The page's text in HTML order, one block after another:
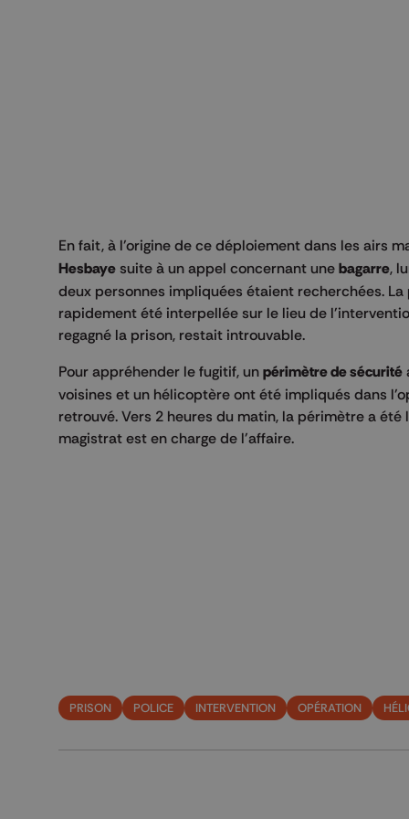
En fait, à l'origine de ce déploiement dans les airs
Hesbaye suite à un appel concernant une bagarre,
deux personnes impliquées étaient recherchées.
rapidement été interpellée sur le lieu de
regagné la prison, restait introuvable.
Pour appréhender le fugitif, un périmètre de sécurité
voisines et un hélicoptère ont été impliqués dans
retrouvé. Vers 2 heures du matin, la périmètre a
magistrat est en charge de l'affaire.
PRISON POLICE INTERVENTION OPÉRATION